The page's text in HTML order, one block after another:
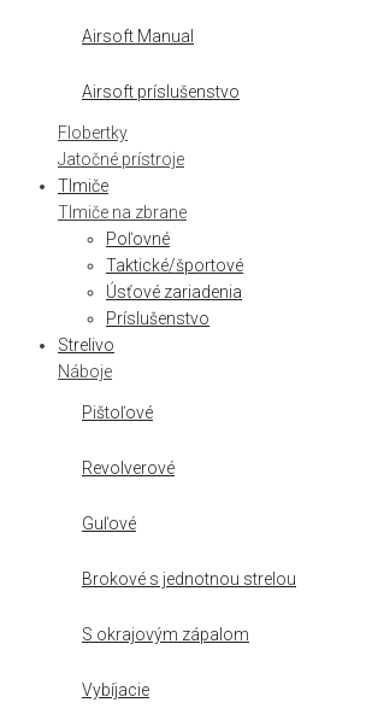
Airsoft Manual
Airsoft príslušenstvo
Flobertky
Jatočné prístroje
Tlmiče
Tlmiče na zbrane
Poľovné
Taktické/športové
Úsťové zariadenia
Príslušenstvo
Strelivo
Náboje
Pištoľové
Revolverové
Guľové
Brokové s jednotnou strelou
S okrajovým zápalom
Vybíjacie